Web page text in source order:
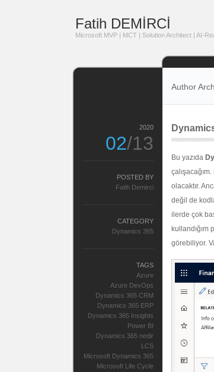
Fatih DEMİRCİ
Microsoft MVP | MCT | Solution Architect | AI-
Author
Bu yazıda
olacaktır.
değil de
ilerde çok
kullandığım
görebiliyor.
2020
02/13
POSTED BY
Fatih Demirci
CATEGORY
Dynamics 365
TAGS
Azure
Azure DevOps
Dynamics 365 CRM
Dynamics 365 ERP
Dynamics 365 Insights
Power BI
Dynamics 365 nedir
LCS
Microsoft Dynamics 365
Microsoft Life Cycle